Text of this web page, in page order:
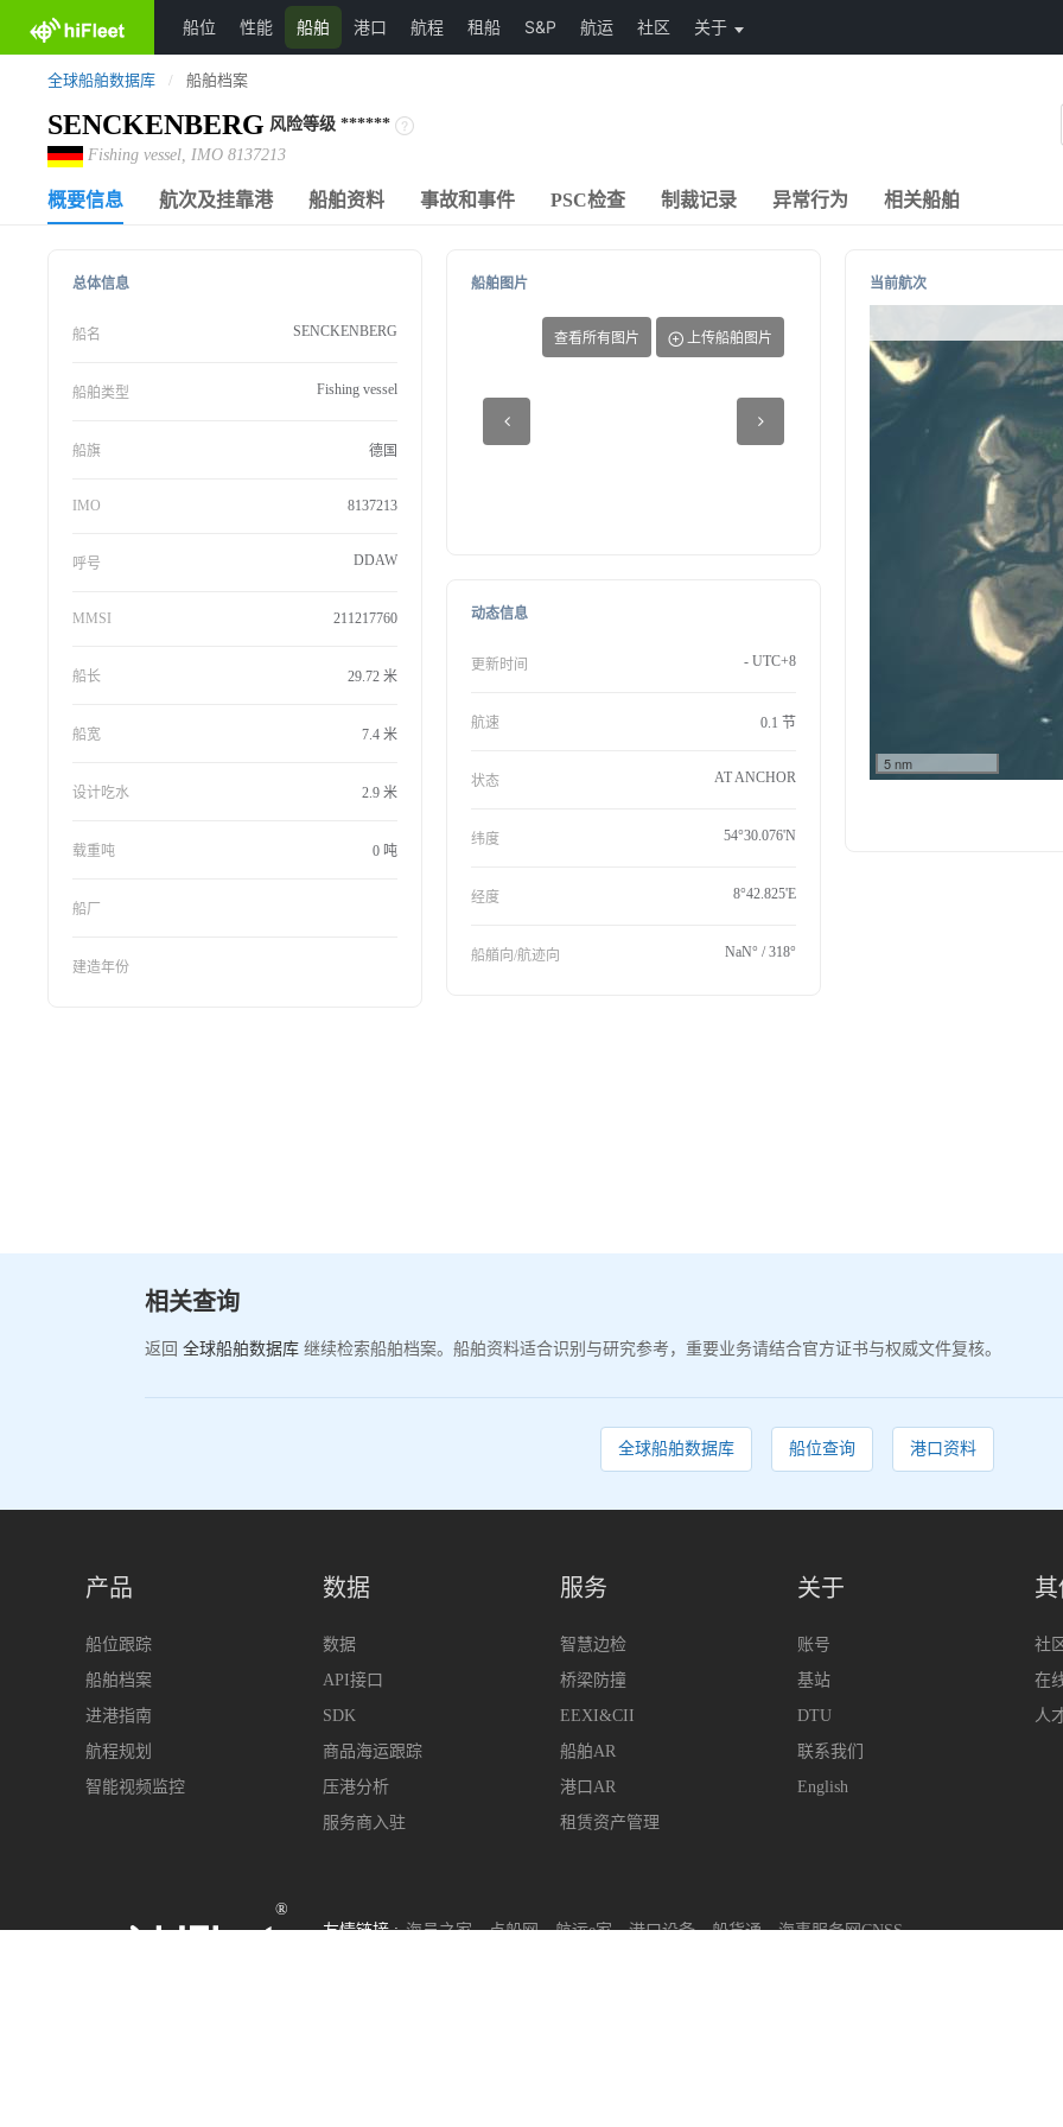
船位 性能 船舶 港口 航程 租船 S&P 航运 社区 关于
全球船舶数据库 / 船舶档案
SENCKENBERG 风险等级 ******
Fishing vessel, IMO 8137213
概要信息 航次及挂靠港 船舶资料 事故和事件 PSC检查 制裁记录 异常行为 相关船舶
总体信息
船名 SENCKENBERG
船舶类型 Fishing vessel
船旗 德国
IMO 8137213
呼号 DDAW
MMSI 211217760
船长 29.72 米
船宽 7.4 米
设计吃水 2.9 米
载重吨 0 吨
船厂
建造年份
船舶图片
查看所有图片 上传船舶图片
动态信息
更新时间 - UTC+8
航速 0.1 节
状态 AT ANCHOR
纬度 54°30.076'N
经度 8°42.825'E
船艏向/航迹向 NaN° / 318°
当前航次
5 nm
相关查询
返回 全球船舶数据库 继续检索船舶档案。船舶资料适合识别与研究参考，重要业务请结合官方证书与权威文件复核。
全球船舶数据库 船位查询 港口资料
产品
船位跟踪
船舶档案
进港指南
航程规划
智能视频监控
数据
数据
API接口
SDK
商品海运跟踪
压港分析
服务商入驻
服务
智慧边检
桥梁防撞
EEXI&CII
船舶AR
港口AR
租赁资产管理
关于
账号
基站
DTU
联系我们
English
社
在
人
®
友情链接 : 海员之家 点船网 航运e家 港口设备 船货通 海事服务网CNSS